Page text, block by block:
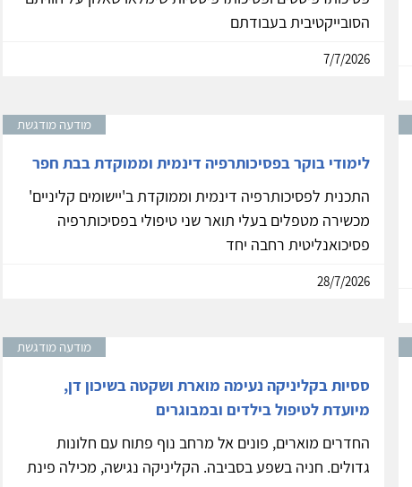
הסובייקטיבית בעבודתם
7/7/2026
מודעה מודגשת
לימודי בוקר בפסיכותרפיה דינמית וממוקדת בבת חפר
התכנית לפסיכותרפיה דינמית וממוקדת ב'יישומים קליניים'
מכשירה מטפלים בעלי תואר שני טיפולי בפסיכותרפיה
פסיכואנליטית רחבה יחד
28/7/2026
מודעה מודגשת
ססיות בקליניקה נעימה מוארת ושקטה בשיכון דן,
מיועדת לטיפול בילדים ובמבוגרים
החדרים מוארים, פונים אל מרחב נוף פתוח עם חלונות
גדולים. חניה בשפע בסביבה. הקליניקה נגישה, מכילה פינת